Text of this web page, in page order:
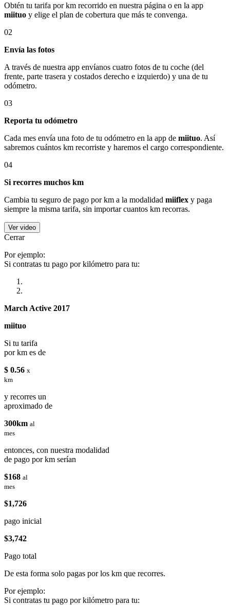
Obtén tu tarifa por km recorrido en nuestra página o en la app
miituo y elige el plan de cobertura que más te convenga.
02
Envía las fotos
A través de nuestra app envíanos cuatro fotos de tu coche (del
frente, parte trasera y costados derecho e izquierdo) y una de tu
odómetro.
03
Reporta tu odómetro
Cada mes envía una foto de tu odómetro en la app de miituo. Así
sabremos cuántos km recorriste y haremos el cargo correspondiente.
04
Si recorres muchos km
Cambia tu seguro de pago por km a la modalidad miiflex y paga
siempre la misma tarifa, sin importar cuantos km recorras.
Ver video
Cerrar
Por ejemplo:
Si contratas tu pago por kilómetro para tu:
March Active 2017
miituo
Si tu tarifa
por km es de
$ 0.56 x
km
y recorres un
aproximado de
300km al
mes
entonces, con nuestra modalidad
de pago por km serían
$168 al
mes
$1,726
pago inicial
$3,742
Pago total
De esta forma solo pagas por los km que recorres.
Por ejemplo:
Si contratas tu pago por kilómetro para tu: